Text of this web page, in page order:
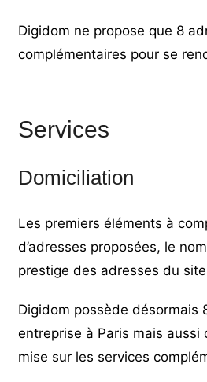
Digidom ne propose que 8
complémentaires pour se
Services
Domiciliation
Les premiers éléments à
d’adresses proposées, le
prestige des adresses du
Digidom possède désormais
entreprise à Paris mais aussi
mise sur les services